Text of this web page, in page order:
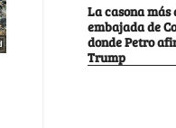
La casona más
embajada de
donde Petro
Trump